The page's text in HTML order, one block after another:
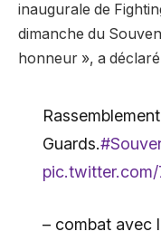
inaugurale de
dimanche du
honneur », a
Guards.
– combat avec